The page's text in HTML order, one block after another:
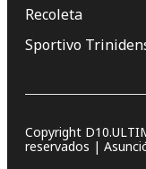
Recoleta
Sportivo
Copyright
reservados |